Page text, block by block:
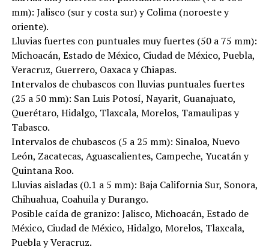
mm): Jalisco (sur y costa sur) y Colima (noroeste y
oriente).
Lluvias fuertes con puntuales muy fuertes (50 a 75 mm):
Michoacán, Estado de México, Ciudad de México, Puebla,
Veracruz, Guerrero, Oaxaca y Chiapas.
Intervalos de chubascos con lluvias puntuales fuertes
(25 a 50 mm): San Luis Potosí, Nayarit, Guanajuato,
Querétaro, Hidalgo, Tlaxcala, Morelos, Tamaulipas y
Tabasco.
Intervalos de chubascos (5 a 25 mm): Sinaloa, Nuevo
León, Zacatecas, Aguascalientes, Campeche, Yucatán y
Quintana Roo.
Lluvias aisladas (0.1 a 5 mm): Baja California Sur, Sonora,
Chihuahua, Coahuila y Durango.
Posible caída de granizo: Jalisco, Michoacán, Estado de
México, Ciudad de México, Hidalgo, Morelos, Tlaxcala,
Puebla y Veracruz.